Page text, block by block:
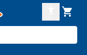
